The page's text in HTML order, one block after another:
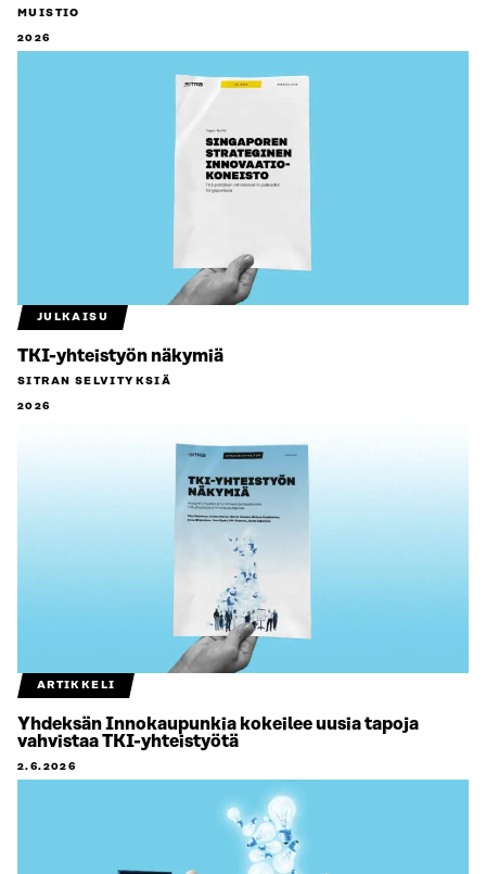
MUISTIO
2026
JULKAISU
TKI-yhteistyön näkymiä
SITRAN SELVITYKSIÄ
2026
ARTIKKELI
Yhdeksän Innokaupunkia kokeilee uusia tapoja
vahvistaa TKI-yhteistyötä
2.6.2026